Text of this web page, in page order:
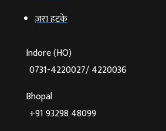
ज़रा हटके
Indore (HO)
0731-4220027/ 4220036
Bhopal
+91 93298 48099